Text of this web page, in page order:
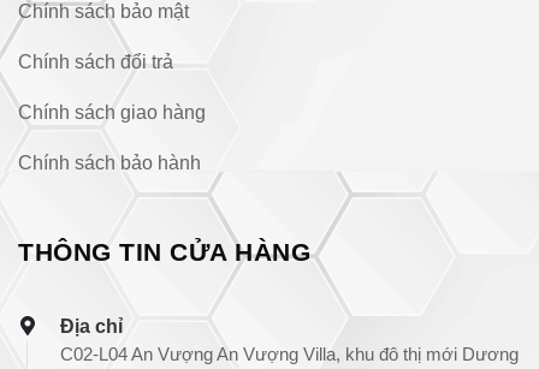
Chính sách bảo mật
Chính sách đổi trả
Chính sách giao hàng
Chính sách bảo hành
THÔNG TIN CỬA HÀNG
Địa chỉ
C02-L04 An Vượng An Vượng Villa, khu đô thị mới Dương